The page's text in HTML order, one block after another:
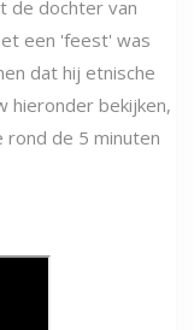
de dochter van
een 'feest' was
dat hij etnische
hieronder bekijken,
de 5 minuten